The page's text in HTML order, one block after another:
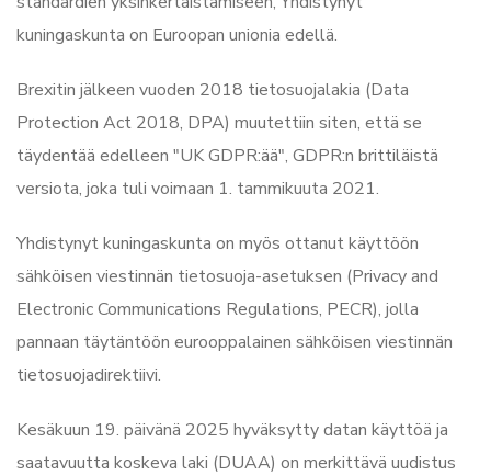
kuningaskunta on Euroopan unionia edellä.
Brexitin jälkeen vuoden 2018 tietosuojalakia (Data
Protection Act 2018, DPA) muutettiin siten, että se
täydentää edelleen "UK GDPR:ää", GDPR:n brittiläistä
versiota, joka tuli voimaan 1. tammikuuta 2021.
Yhdistynyt kuningaskunta on myös ottanut käyttöön
sähköisen viestinnän tietosuoja-asetuksen (Privacy and
Electronic Communications Regulations, PECR), jolla
pannaan täytäntöön eurooppalainen sähköisen viestinnän
tietosuojadirektiivi.
Kesäkuun 19. päivänä 2025 hyväksytty datan käyttöä ja
saatavuutta koskeva laki (DUAA) on merkittävä uudistus